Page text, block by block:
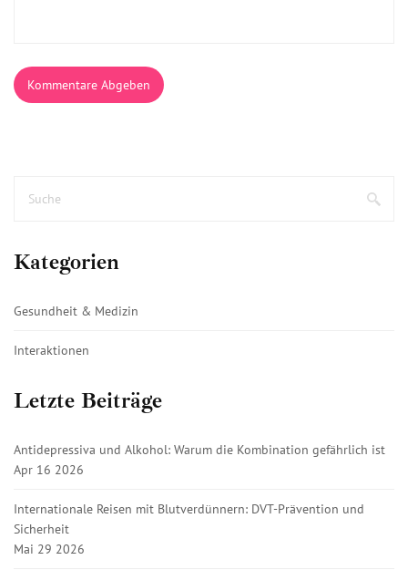
Kommentare Abgeben
Kategorien
Gesundheit & Medizin
Interaktionen
Letzte Beiträge
Antidepressiva und Alkohol: Warum die Kombination gefährlich ist
Apr 16 2026
Internationale Reisen mit Blutverdünnern: DVT-Prävention und
Sicherheit
Mai 29 2026